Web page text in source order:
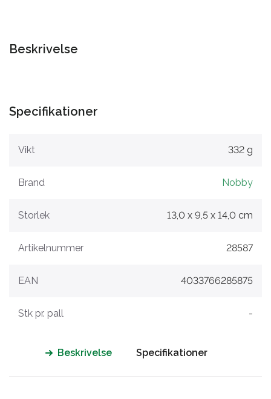
Beskrivelse
Specifikationer
Vikt 332 g
Brand Nobby
Storlek 13,0 x 9,5 x 14,0 cm
Artikelnummer 28587
EAN 4033766285875
Stk pr. pall -
Beskrivelse Specifikationer